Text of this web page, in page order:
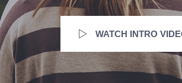
WATCH INTRO